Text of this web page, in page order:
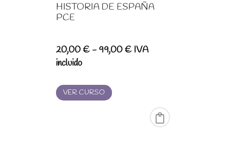
HISTORIA DE ESPAÑA
PCE
20,00€ -99,00€Rango
hasta
99,00 €
IVA
incluido
VER CURSO